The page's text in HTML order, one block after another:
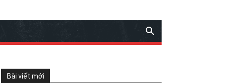
Bài viết mới